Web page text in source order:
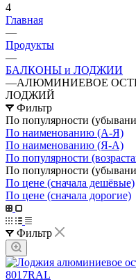
4
Главная
—
Продукты
—
БАЛКОНЫ и ЛОДЖИИ
—АЛЮМИНИЕВОЕ
ЛОДЖИЙ
Фильтр
По популярности
По наименованию (А-Я)
По наименованию (Я-А)
По популярности
По популярности
По цене (сначала дешёвые)
По цене (сначала дорогие)
Фильтр